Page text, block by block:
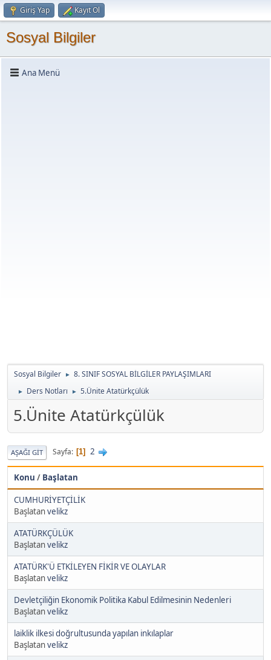
Giriş Yap Kayıt Ol
Sosyal Bilgiler
Ana Menü
Sosyal Bilgiler ► 8. SINIF SOSYAL BİLGİLER PAYLAŞIMLARI
► Ders Notları ► 5.Ünite Atatürkçülük
5.Ünite Atatürkçülük
AŞAĞI GIT Sayfa 1 2
Konu / Başlatan
CUMHURİYETÇİLİK
Başlatanvelikz
ATATÜRKÇÜLÜK
Başlatanvelikz
ATATÜRK'Ü ETKİLEYEN FİKİR VE OLAYLAR
Başlatanvelikz
Devletçiliğin Ekonomik Politika Kabul Edilmesinin Nedenleri
Başlatanvelikz
laiklik ilkesi doğrultusunda yapılan inkılaplar
Başlatanvelikz